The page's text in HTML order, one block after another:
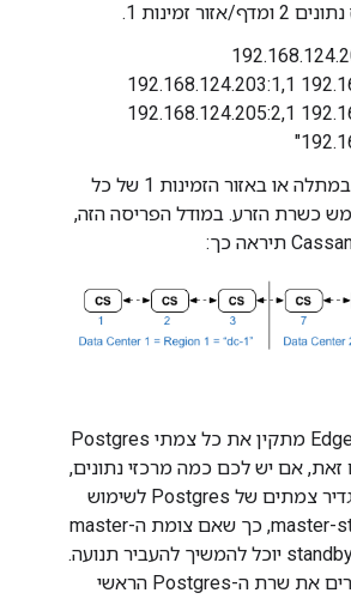
192.168.124.202:1,1 192.168.124.203:1,1
192.168.124.204:2,1 192.168.124.205:2,1
הצומת הראשון במתלה או באזור הזמינות 1 של כל
כשרת הזרע. במודל הפריסה הזה,
כברירת מחדל, Edge מתקין את כל צמתי Postgres
אם יש לכם כמה מרכזי נתונים,
אתם יכולים להגדיר צמתים של Postgres לשימוש
בשכפול master-standby, כך שאם צומת ה-master
ייכשל, צומת ה-standby יוכל להמשיך להעביר תנועה.
בדרך כלל, מגדירים את שרת ה-Postgres הראשי